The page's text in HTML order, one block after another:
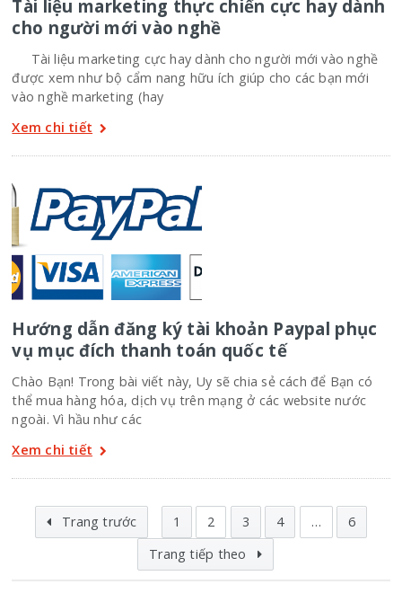
Tài liệu marketing thực chiến cực hay dành
cho người mới vào nghề
Tài liệu marketing cực hay dành cho người mới vào nghề
được xem như bộ cẩm nang hữu ích giúp cho các bạn mới
vào nghề marketing (hay
Xem chi tiết
Hướng dẫn đăng ký tài khoản Paypal phục
vụ mục đích thanh toán quốc tế
Chào Bạn! Trong bài viết này, Uy sẽ chia sẻ cách để Bạn có
thể mua hàng hóa, dịch vụ trên mạng ở các website nước
ngoài. Vì hầu như các
Xem chi tiết
Trang trước 1 2 3 4 …
6
Trang tiếp theo